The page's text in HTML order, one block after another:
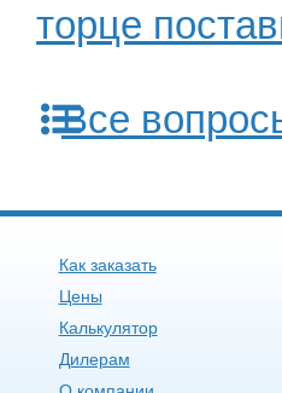
торце
Все
Как заказать
Цены
Калькулятор
Дилерам